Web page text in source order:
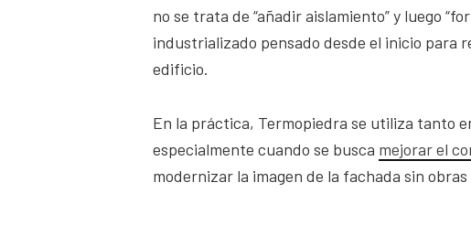
no se trata de “añadir aislamiento” y luego
industrializado pensado desde el inicio para
edificio.
En la práctica, Termopiedra se utiliza tanto
especialmente cuando se busca mejorar el
modernizar la imagen de la fachada sin